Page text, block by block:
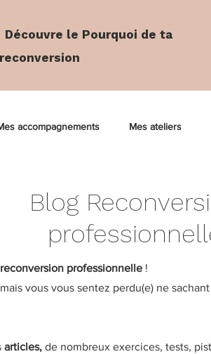
Découvre le Pourquoi de ta
reconversion
accompagnements Mes ateliers
Blog
professionnelle !
vous vous sentez perdu(e) ne
articles, de nombreux exercices, tests,